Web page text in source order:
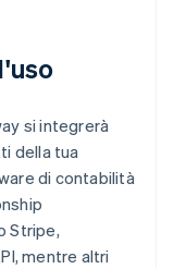
si integrerà
della tua
di contabilità
Stripe,
mentre altri